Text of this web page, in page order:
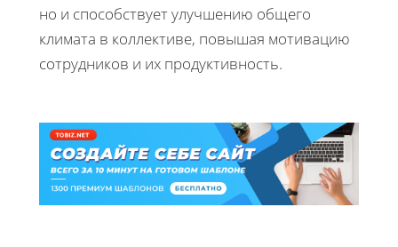
но и способствует улучшению общего
климата в коллективе, повышая мотивацию
сотрудников и их продуктивность.